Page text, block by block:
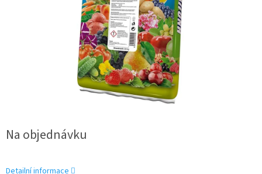
Na objednávku
Detailní informace